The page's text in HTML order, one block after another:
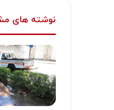
نوشته های